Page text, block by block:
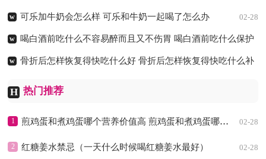
w 可乐加牛奶会怎么样 可乐和牛奶一起喝了怎么办 02-28
w 喝白酒前吃什么不容易醉而且又不伤胃 喝白酒前吃什么保护
胃 02-28
w 骨折后怎样恢复得快吃什么好 骨折后怎样恢复得快吃什么补
H 热门推荐
1 02-28
煎鸡蛋和煮鸡蛋哪个营养价值高 煎鸡蛋和煮鸡蛋哪个营养价值高一点
2 02-28
红糖姜水禁忌（一天什么时候喝红糖姜水最好）